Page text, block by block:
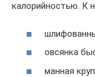
калорийностью. К
овсянка
манная